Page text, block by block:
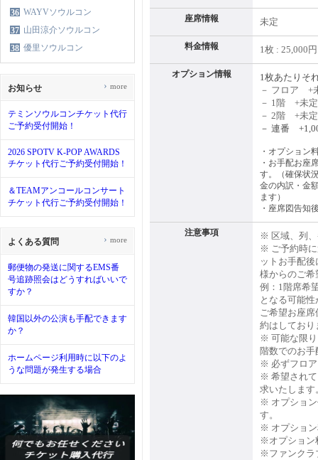
36 WAYVソウルコン
37 山田涼介ソウルコン
38 優里ソウルコン
お知らせ
テミンソウルコンチケット代行
ご予約受付開始！
2026 SPOTV K-POP AWARDS
チケット代行ご予約受付開始！
＆TEAMアンコールコンサート
チケット代行ご予約受付開始！
› more
よくある質問
郵便物の発送に関するEMS番
号追跡照会はどうすればいいで
すか？
韓国以外の公演も手配できます
か？
ホームページ利用時に以下のよ
うな問題が発生する場合
› more
座席情報 未定
料金情報 1枚 : 25,000
オプション情報
1枚あたりそ
－ フロア +
－ 1階 +未定
－ 2階 +未定
－ 連番
・オプション
・お手配お座
す。（確保状
金の内訳・金
ます）
・座席図告知
注意事項
※ 区域、列
※ ご予約時
ットお手配
様からのご希
例：1階席希
となる可能
ご希望お座
約はしており
※ 可能な限
階数でのお
※ 必ずフロ
※ 希望され
求いたします
※ オプショ
す。
※ オプショ
※オプション
※ファンクラ